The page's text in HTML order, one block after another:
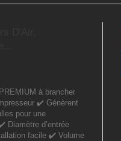
à brancher
✔️ Génèrent
pour une
Diamètre d’entrée
facile ✔️ Volume